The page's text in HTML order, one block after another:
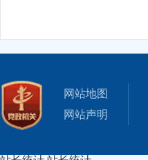
网站地图
网站声明